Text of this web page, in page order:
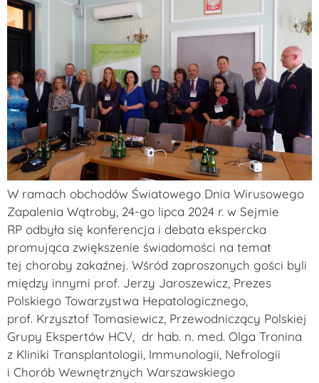
W ramach obchodów Światowego Dnia Wirusowego
Zapalenia Wątroby, 24-go lipca 2024 r. w Sejmie
RP odbyła się konferencja i debata ekspercka
promująca zwiększenie świadomości na temat
tej choroby zakaźnej. Wśród zaproszonych gości byli
między innymi prof. Jerzy Jaroszewicz, Prezes
Polskiego Towarzystwa Hepatologicznego,
prof. Krzysztof Tomasiewicz, Przewodniczący Polskiej
Grupy Ekspertów HCV, dr hab. n. med. Olga Tronina
z Kliniki Transplantologii, Immunologii, Nefrologii
i Chorób Wewnętrznych Warszawskiego